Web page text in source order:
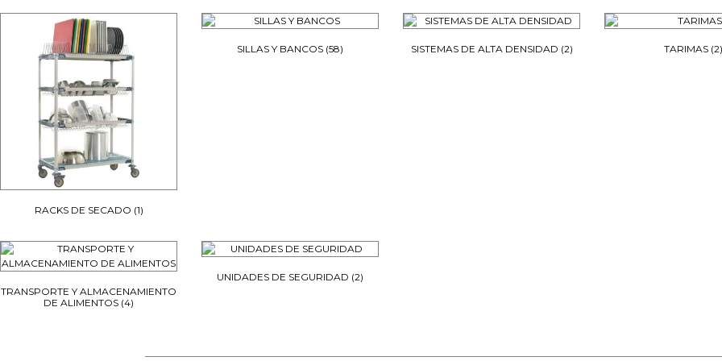
RACKS DE SECADO (1)
SILLAS Y BANCOS (58) SISTEMAS DE ALTA DENSIDAD (2) TARIMAS (2)
TRANSPORTE Y ALMACENAMIENTO
DE ALIMENTOS (4)
UNIDADES DE SEGURIDAD (2)